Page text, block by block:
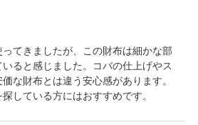
てきましたが、この財布は細かな部
ると感じました。コバの仕上げやス
な財布とは違う安心感があります。
している方にはおすすめです。